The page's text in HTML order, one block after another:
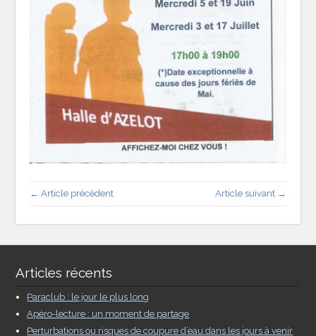
← Article précédent Article suivant →
Articles récents
Paraclub : le jour le plus long
Apéro-lecture : un moment de partage
Perturbations ou risques de coupure d’eau dans les jours à venir